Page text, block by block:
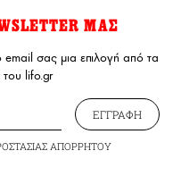
ΜΑΣ
σας μια επιλογή από τα
lifo.gr
ΕΓΓΡΑΦΗ
ΑΠΟΡΡΗΤΟΥ